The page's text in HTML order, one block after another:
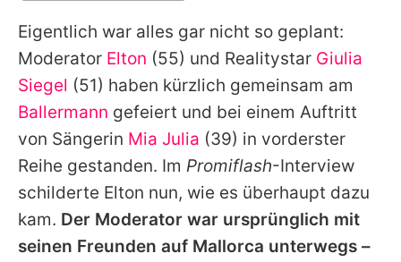
Alle Themen auf Promiflash
Jobs
App runterladen
Team
Redaktionelle Richtlinien
Impressum
Eigentlich war alles gar nicht so geplant:
Moderator Elton (55) und Realitystar Giulia
Siegel (51) haben kürzlich gemeinsam am
Ballermann gefeiert und bei einem Auftritt
von Sängerin Mia Julia (39) in vorderster
Reihe gestanden. Im Promiflash-Interview
schilderte Elton nun, wie es überhaupt dazu
kam. Der Moderator war ursprünglich mit
seinen Freunden auf Mallorca unterwegs –